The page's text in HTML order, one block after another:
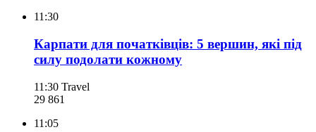
11:30
Карпати для початківців: 5 вершин, які під
силу подолати кожному
11:30 Travel
29 861
11:05